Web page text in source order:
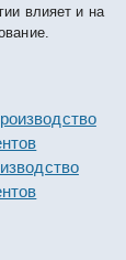
влияет и на